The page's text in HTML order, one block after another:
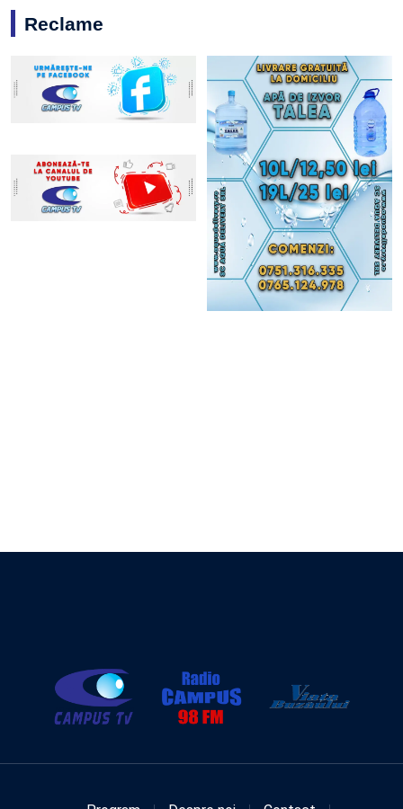
Reclame